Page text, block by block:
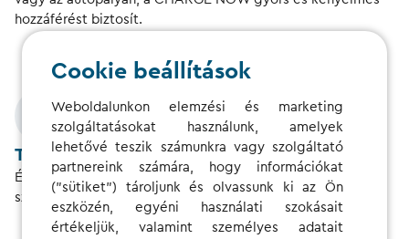
hozzáférést biztosít.
Teljes töltési kényelem
Élvezze könnyedén az elektromos mobilitást: egy
szerződéssel, egy kártyával, egy hozzáféréssel.
Cookie beállítások
Weboldalunkon elemzési és marketing
szolgáltatásokat használunk, amelyek
lehetővé teszik számunkra vagy szolgáltató
partnereink számára, hogy információkat
("sütiket") tároljunk és olvassunk ki az Ön
eszközén, egyéni használati szokásait
értékeljük, valamint személyes adatait